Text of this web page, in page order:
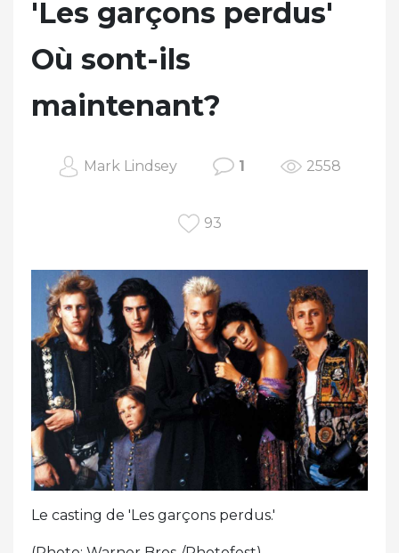
'Les garçons perdus'
Où sont-ils
maintenant?
Mark Lindsey 1 2558
93
Le casting de 'Les garçons perdus.'